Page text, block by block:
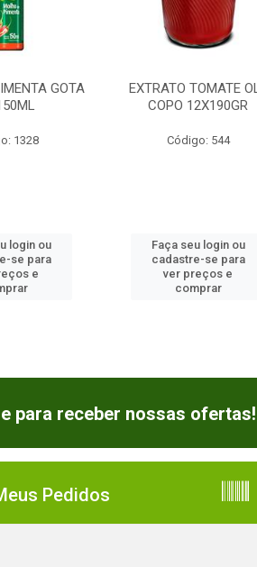
GOTA
1328
login ou
se para
e
EXTRATO TOMATE
COPO 12X190GR
Código: 544
Faça seu login ou
cadastre-se para
ver preços e
comprar
para receber nossas ofertas!
Pedidos